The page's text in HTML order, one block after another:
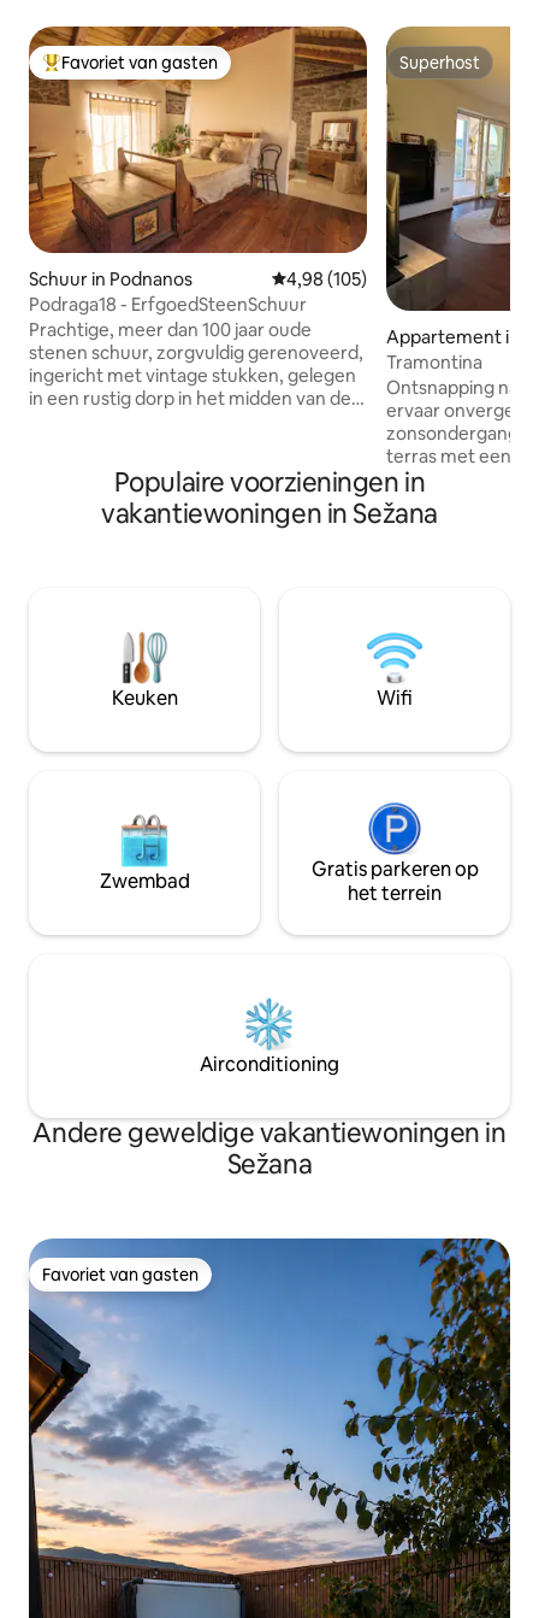
Topfavoriet van gasten
Favoriet van gasten
Schuur in Podnanos Gemiddelde beoordeling van
4,98 (105)
Podraga18 - ErfgoedSteenSchuur
Prachtige, meer dan 100 jaar oude
stenen schuur, zorgvuldig gerenoveerd,
ingericht met vintage stukken, gelegen
in een rustig dorp in het midden van de
voorzieningen en eettafel bevindt zich
bij de ingang, terwijl het slaapgedeelte
(een queensize bed en een slaapbank
voor 2 personen en een badkamer met
airconditioning, ventilator, autonome
ingang en toegang tot de tuin.
Superhost
Superhost
Appartement in
Tramontina
Ontsnapping naar
ervaar
terras met een
panoramisch
Adriatische kust
groene heuvels.
moderne,
is ingericht voor
ontspanning.
je de perfecte
Populaire voorzieningen in
vakantiewoningen in Sežana
Keuken Wifi
Zwembad
Gratis parkeren op
het terrein
Airconditioning
Andere geweldige vakantiewoningen in
Sežana
Favoriet van gasten
Favoriet van gasten